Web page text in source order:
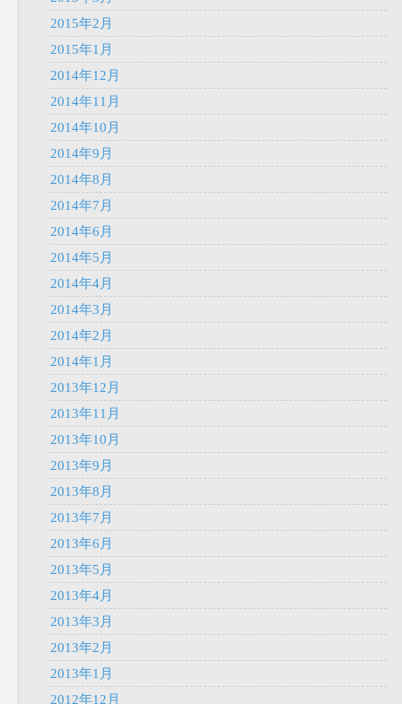
2015年2月
2015年1月
2014年12月
2014年11月
2014年10月
2014年9月
2014年8月
2014年7月
2014年6月
2014年5月
2014年4月
2014年3月
2014年2月
2014年1月
2013年12月
2013年11月
2013年10月
2013年9月
2013年8月
2013年7月
2013年6月
2013年5月
2013年4月
2013年3月
2013年2月
2013年1月
2012年12月